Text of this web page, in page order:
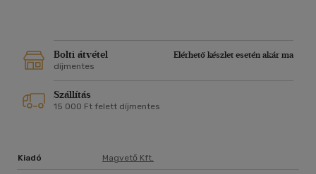
Bolti átvétel
Elérhető készlet esetén akár ma
díjmentes
Szállítás
15 000 Ft felett díjmentes
Kiadó Magvető Kft.